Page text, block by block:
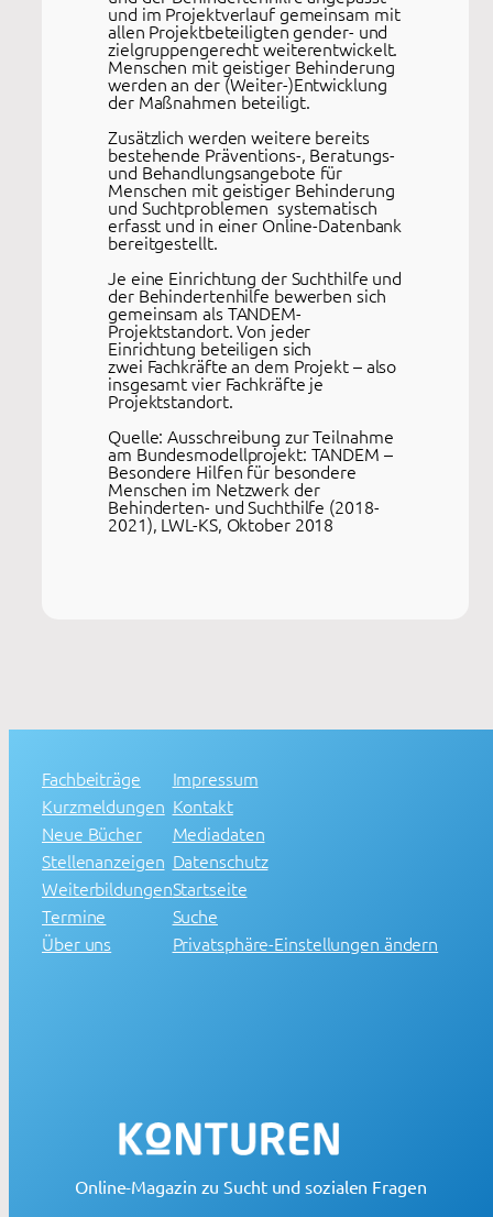
und im Projektverlauf gemeinsam mit
allen Projektbeteiligten gender- und
zielgruppengerecht weiterentwickelt.
Menschen mit geistiger Behinderung
werden an der (Weiter-)Entwicklung
der Maßnahmen beteiligt.
Zusätzlich werden weitere bereits
bestehende Präventions-, Beratungs-
und Behandlungsangebote für
Menschen mit geistiger Behinderung
und Suchtproblemen systematisch
erfasst und in einer Online-Datenbank
bereitgestellt.
Je eine Einrichtung der Suchthilfe und
der Behindertenhilfe bewerben sich
gemeinsam als TANDEM-
Projektstandort. Von jeder
Einrichtung beteiligen sich
zwei Fachkräfte an dem Projekt – also
insgesamt vier Fachkräfte je
Projektstandort.
Quelle: Ausschreibung zur Teilnahme
am Bundesmodellprojekt: TANDEM –
Besondere Hilfen für besondere
Menschen im Netzwerk der
Behinderten- und Suchthilfe (2018-
2021), LWL-KS, Oktober 2018
Fachbeiträge
Kurzmeldungen
Neue Bücher
Stellenanzeigen
Weiterbildungen
Termine
Über uns
Impressum
Kontakt
Mediadaten
Datenschutz
Startseite
Suche
Privatsphäre-Einstellungen ändern
Online-Magazin zu Sucht und sozialen Fragen